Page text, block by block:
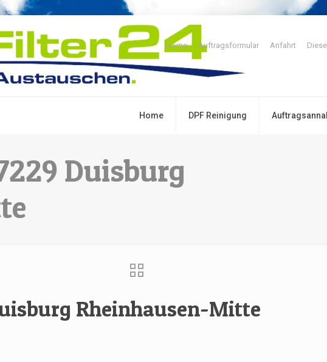
Home DPF Reinigung
Home Auftragsformular Anfahrt
Duisburg
Rheinhausen-Mitte